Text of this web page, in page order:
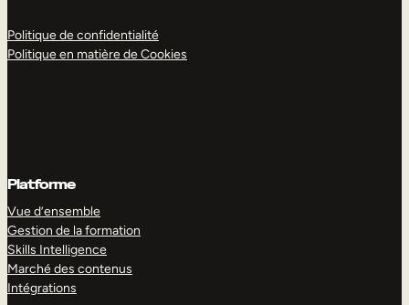
Politique de confidentialité
Politique en matière de Cookies
Platforme
Vue d’ensemble
Gestion de la formation
Skills Intelligence
Marché des contenus
Intégrations